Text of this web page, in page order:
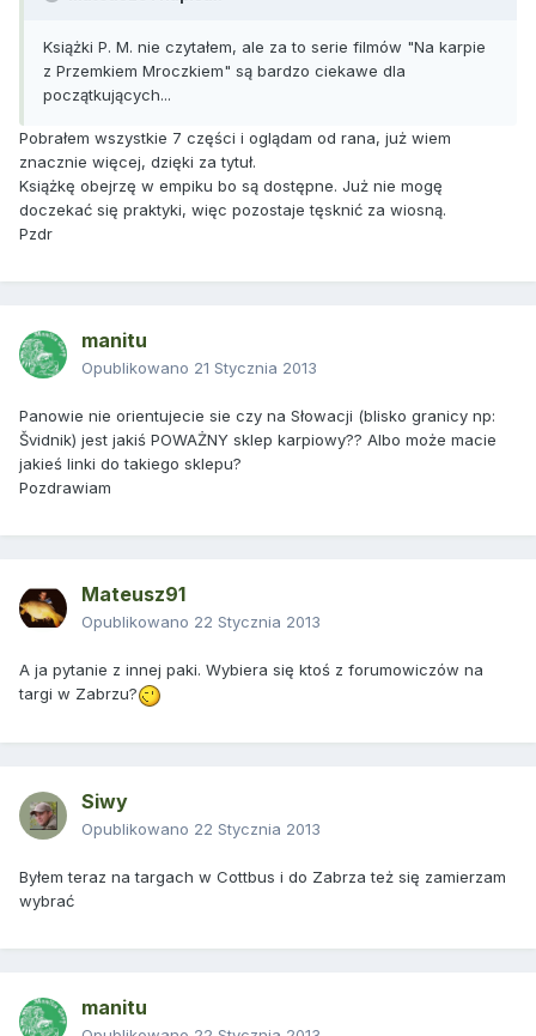
Książki P. M. nie czytałem, ale za to serie filmów "Na karpie
z Przemkiem Mroczkiem" są bardzo ciekawe dla
początkujących...
Pobrałem wszystkie 7 części i oglądam od rana, już wiem
znacznie więcej, dzięki za tytuł.
Książkę obejrzę w empiku bo są dostępne. Już nie mogę
doczekać się praktyki, więc pozostaje tęsknić za wiosną.
Pzdr
manitu
Opublikowano 21 Stycznia 2013
Panowie nie orientujecie sie czy na Słowacji (blisko granicy np:
Švidnik) jest jakiś POWAŻNY sklep karpiowy?? Albo może macie
jakieś linki do takiego sklepu?
Pozdrawiam
Mateusz91
Opublikowano 22 Stycznia 2013
A ja pytanie z innej paki. Wybiera się ktoś z forumowiczów na
targi w Zabrzu?
Siwy
Opublikowano 22 Stycznia 2013
Byłem teraz na targach w Cottbus i do Zabrza też się zamierzam
wybrać
manitu